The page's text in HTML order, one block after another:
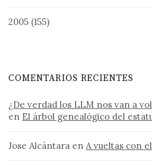
2005 (155)
COMENTARIOS RECIENTES
¿De verdad los LLM nos van a
en El árbol genealógico del
Jose Alcántara en A vueltas con